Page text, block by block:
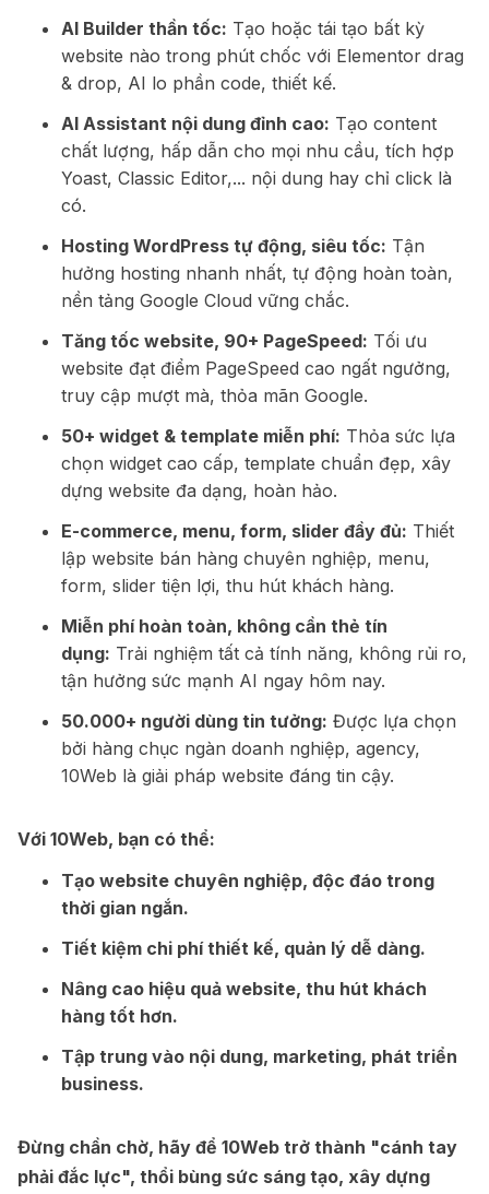
AI Builder thần tốc: Tạo hoặc tái tạo bất kỳ
website nào trong phút chốc với Elementor drag
& drop, AI lo phần code, thiết kế.
AI Assistant nội dung đỉnh cao: Tạo content
chất lượng, hấp dẫn cho mọi nhu cầu, tích hợp
Yoast, Classic Editor,... nội dung hay chỉ click là
có.
Hosting WordPress tự động, siêu tốc: Tận
hưởng hosting nhanh nhất, tự động hoàn toàn,
nền tảng Google Cloud vững chắc.
Tăng tốc website, 90+ PageSpeed: Tối ưu
website đạt điểm PageSpeed cao ngất ngưởng,
truy cập mượt mà, thỏa mãn Google.
50+ widget & template miễn phí: Thỏa sức lựa
chọn widget cao cấp, template chuẩn đẹp, xây
dựng website đa dạng, hoàn hảo.
E-commerce, menu, form, slider đầy đủ: Thiết
lập website bán hàng chuyên nghiệp, menu,
form, slider tiện lợi, thu hút khách hàng.
Miễn phí hoàn toàn, không cần thẻ tín
dụng: Trải nghiệm tất cả tính năng, không rủi ro,
tận hưởng sức mạnh AI ngay hôm nay.
50.000+ người dùng tin tưởng: Được lựa chọn
bởi hàng chục ngàn doanh nghiệp, agency,
10Web là giải pháp website đáng tin cậy.
Với 10Web, bạn có thể:
Tạo website chuyên nghiệp, độc đáo trong
thời gian ngắn.
Tiết kiệm chi phí thiết kế, quản lý dễ dàng.
Nâng cao hiệu quả website, thu hút khách
hàng tốt hơn.
Tập trung vào nội dung, marketing, phát triển
business.
Đừng chần chờ, hãy để 10Web trở thành "cánh tay
phải đắc lực", thổi bùng sức sáng tạo, xây dựng